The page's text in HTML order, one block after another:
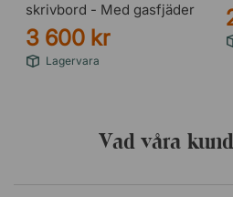
skrivbord - Med gasfjäder
3 600 kr
Lagervara
Vad våra